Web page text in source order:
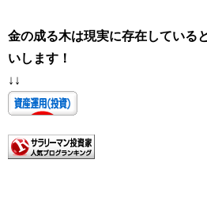
金の成る木は現実に存在している
いします！
↓↓